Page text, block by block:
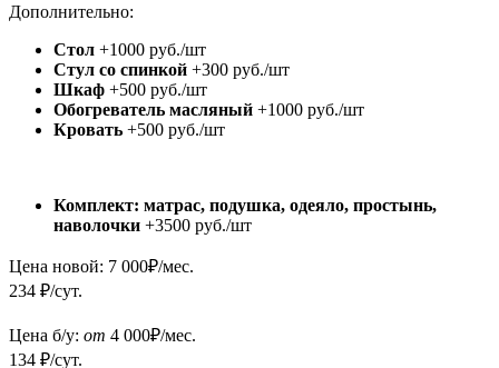
Дополнительно:
Стол +1000 руб./шт
Стул со спинкой +300 руб./шт
Шкаф +500 руб./шт
Обогреватель масляный +1000 руб./шт
Кровать +500 руб./шт
Комплект: матрас, подушка, одеяло, простынь,
наволочки +3500 руб./шт
Цена новой: 7 000₽/мес.
234 ₽/сут.
Цена б/у: от 4 000₽/мес.
134 ₽/сут.